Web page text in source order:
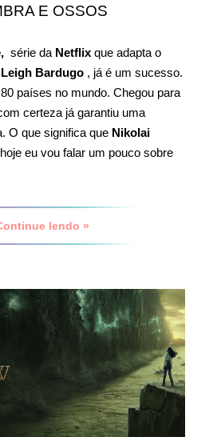
E OSSOS
série da Netflix que adapta o
Leigh Bardugo , já é um sucesso.
países no mundo. Chegou para
certeza já garantiu uma
O que significa que Nikolai
eu vou falar um pouco sobre
lendo »